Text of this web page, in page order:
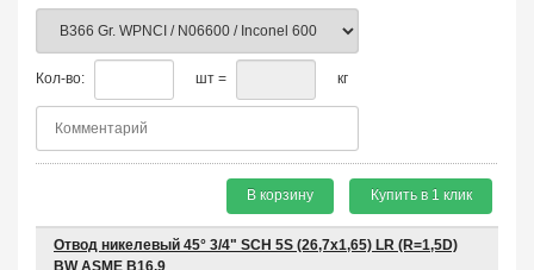
Кол-во: шт = кг
В корзину Купить в 1 клик
Отвод никелевый 45° 3/4" SCH 5S (26,7х1,65) LR (R=1,5D)
BW ASME B16.9